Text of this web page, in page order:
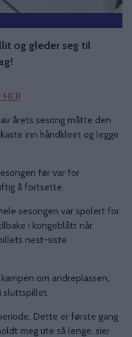
og gleder seg til
HER
årets sesong måtte den
inn håndkleet og legge
før var for
å fortsette.
sesongen var spolert for
i kongeblått når
nest-siste
om andreplassen,
sluttspillet.
Dette er første gang
meg ute så lenge, sier